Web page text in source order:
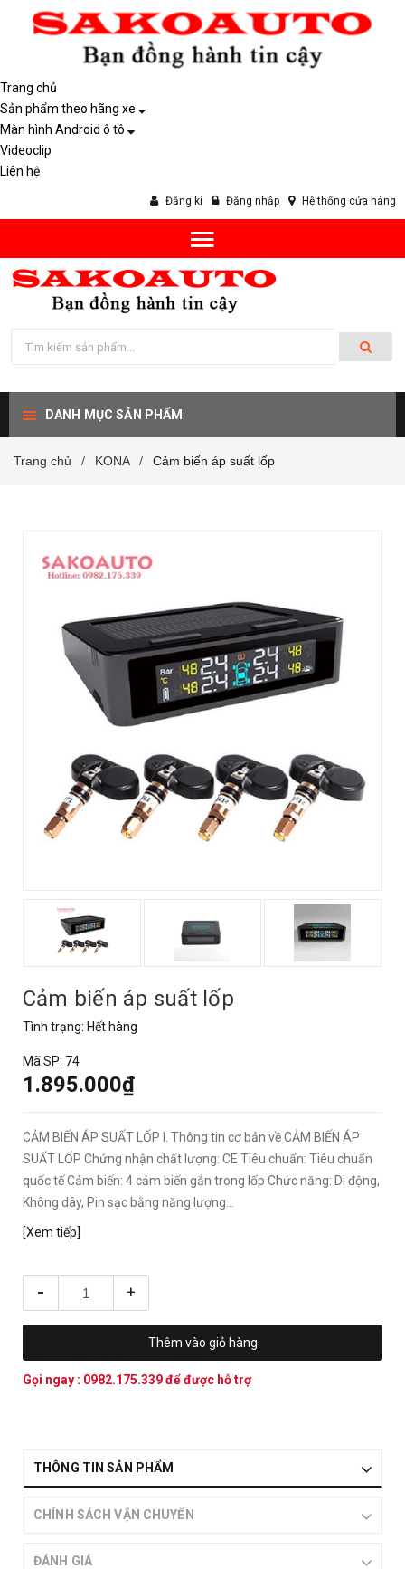
Trang chủ
Sản phẩm theo hãng xe
Màn hình Android ô tô
Videoclip
Liên hệ
Đăng kí Đăng nhập Hệ thống cửa hàng
DANH MỤC SẢN PHẨM
Trang chủ / KONA / Cảm biến áp suất lốp
Cảm biến áp suất lốp
Tình trạng: Hết hàng
Mã SP: 74
1.895.000₫
CẢM BIẾN ÁP SUẤT LỐP I. Thông tin cơ bản về CẢM BIẾN ÁP
SUẤT LỐP Chứng nhận chất lượng: CE Tiêu chuẩn: Tiêu chuẩn
quốc tế Cảm biến: 4 cảm biến gắn trong lốp Chức năng: Di động,
Không dây, Pin sạc bằng năng lượng...
[Xem tiếp]
- +
Thêm vào giỏ hàng
Gọi ngay : 0982.175.339để được hỗ trợ
THÔNG TIN SẢN PHẨM
CHÍNH SÁCH VẬN CHUYỂN
ĐÁNH GIÁ